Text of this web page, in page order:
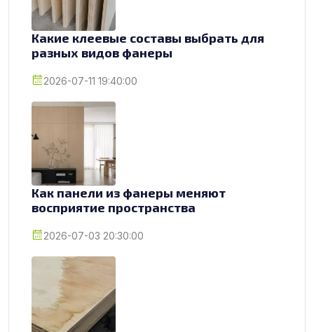
Какие клеевые составы выбрать для
разных видов фанеры
2026-07-11 19:40:00
Как панели из фанеры меняют
восприятие пространства
2026-07-03 20:30:00